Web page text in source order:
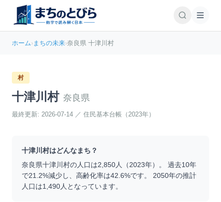
ホーム›まちの未来›奈良県 十津川村
村
十津川村 奈良県
最終更新: 2026-07-14 ／ 住民基本台帳（2023年）
十津川村はどんなまち？
奈良県十津川村の人口は2,850人（2023年）。 過去10年
で21.2%減少し、高齢化率は42.6%です。 2050年の推計
人口は1,490人となっています。